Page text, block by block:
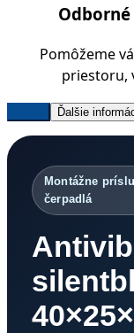
Pomôžeme
priestoru,
Ďalšie
Montážne
čerpadlá